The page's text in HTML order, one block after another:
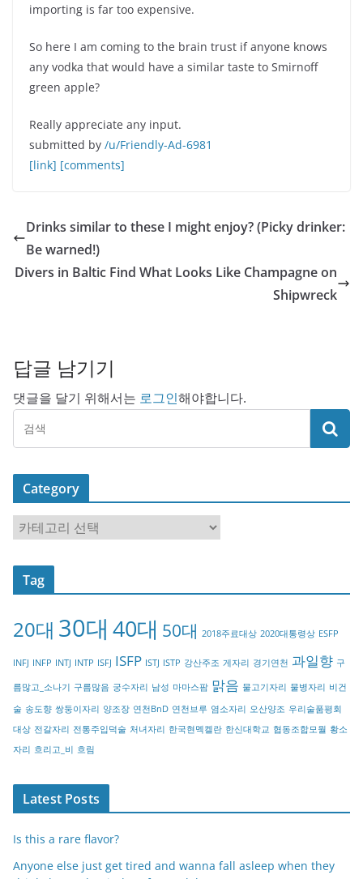
importing is far too expensive.
So here I am coming to the brain trust if anyone knows
any vodka that would have a similar taste to Smirnoff
green apple?
Really appreciate any input.
submitted by /u/Friendly-Ad-6981
[link] [comments]
Drinks similar to these I might enjoy? (Picky drinker:
Be warned!)
Divers in Baltic Find What Looks Like Champagne on
Shipwreck
답글 남기기
댓글을 달기 위해서는 로그인해야합니다.
Category
a
t
o
y
Tag
20대 30대 40대 50대 2018주료대상 2020대통령상 ESFP
INFJ INFP INTJ INTP ISFJ ISFP ISTJ ISTP 강산주조 게자리 경기연천 과일향 구
름많고_소나기 구름많음 궁수자리 남성 마마스팜 맑음 물고기자리 물병자리 비건
술 송도향 쌍둥이자리 양조장 연천BnD 연천브루 염소자리 오산양조 우리술품평회
대상 전갈자리 전통주입덕술 처녀자리 한국현멕켈란 한신대학교 협동조합모월 황소
자리 흐리고_비 흐림
Latest Posts
Is this a rare flavor?
Anyone else just get tired and wanna fall asleep when they